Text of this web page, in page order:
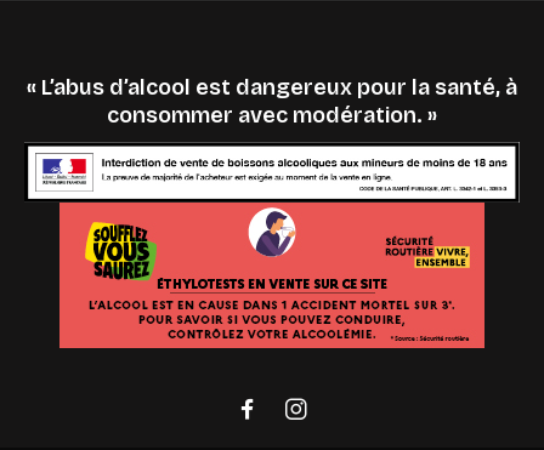
« L’abus d’alcool est dangereux pour la santé, à
consommer avec modération. »